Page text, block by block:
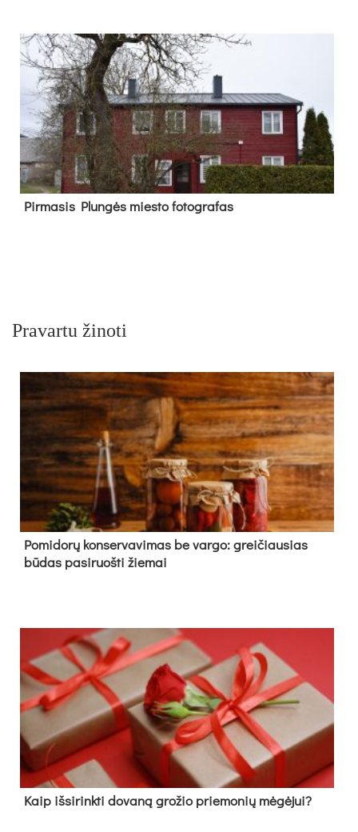
Pir­ma­sis Plun­gės mies­to fo­tog­ra­fas
Pravartu žinoti
Pomidorų konservavimas be vargo: greičiausias
būdas pasiruošti žiemai
Kaip išsirinkti dovaną grožio priemonių mėgėjui?